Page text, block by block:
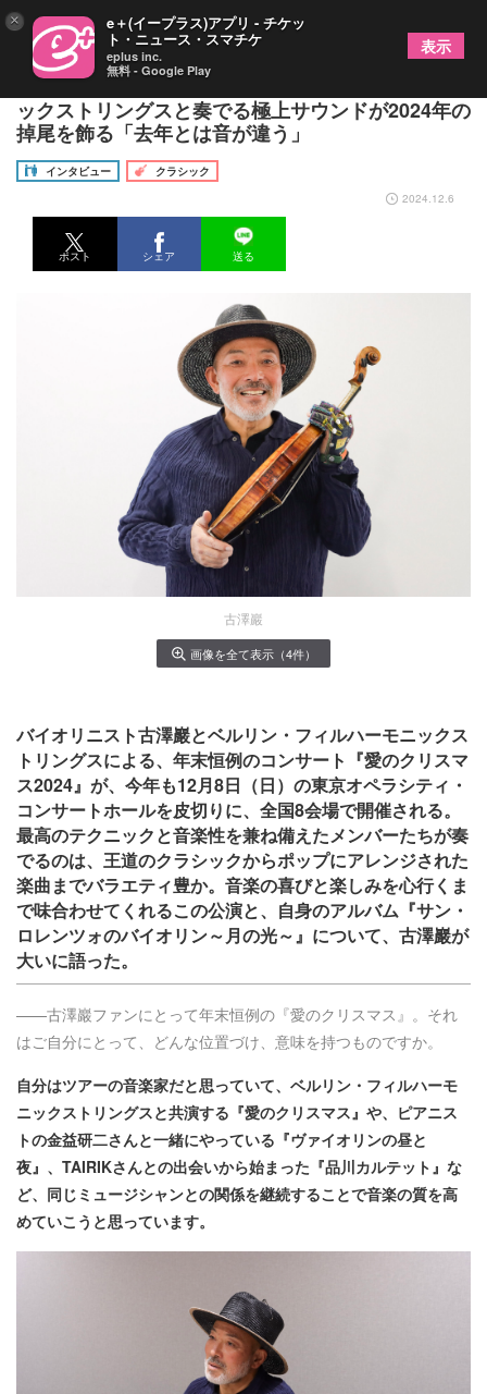
バイオリニスト古澤巖、ベルリン・フィルハーモニ
ックストリングスと奏でる極上サウンドが2024年の
掉尾を飾る「去年とは音が違う」
インタビュー
クラシック
2024.12.6
ポスト シェア 送る
古澤巖
画像を全て表示（4件）
バイオリニスト古澤巖とベルリン・フィルハーモニックス
トリングスによる、年末恒例のコンサート『愛のクリスマ
ス2024』が、今年も12月8日（日）の東京オペラシティ・
コンサートホールを皮切りに、全国8会場で開催される。
最高のテクニックと音楽性を兼ね備えたメンバーたちが奏
でるのは、王道のクラシックからポップにアレンジされた
楽曲までバラエティ豊か。音楽の喜びと楽しみを心行くま
で味合わせてくれるこの公演と、自身のアルバム『サン・
ロレンツォのバイオリン～月の光～』について、古澤巖が
大いに語った。
——古澤巖ファンにとって年末恒例の『愛のクリスマス』。それ
はご自分にとって、どんな位置づけ、意味を持つものですか。
自分はツアーの音楽家だと思っていて、ベルリン・フィルハーモ
ニックストリングスと共演する『愛のクリスマス』や、ピアニス
トの金益研二さんと一緒にやっている『ヴァイオリンの昼と
夜』、TAIRIK​さんとの出会いから始まった『品川カルテット』な
ど、同じミュージシャンとの関係を継続することで音楽の質を高
めていこうと思っています。
× e＋(イープラス)アプリ - チケッ
ト・ニュース・スマチケ
eplus inc.
無料 - Google Play
表示